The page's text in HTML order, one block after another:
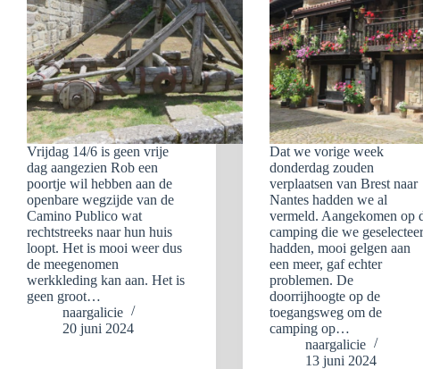
Vrijdag 14/6 is geen vrije
dag aangezien Rob een
poortje wil hebben aan de
openbare wegzijde van de
Camino Publico wat
rechtstreeks naar hun huis
loopt. Het is mooi weer dus
de meegenomen
werkkleding kan aan. Het is
geen groot…
naargalicie
20 juni 2024
Dat we vorige week
donderdag zouden
verplaatsen van Brest naar
Nantes hadden we al
vermeld. Aangekomen op
camping die we
hadden, mooi gelgen aan
een meer, gaf echter
problemen. De
doorrijhoogte op de
toegangsweg om de
camping op…
naargalicie
13 juni 2024